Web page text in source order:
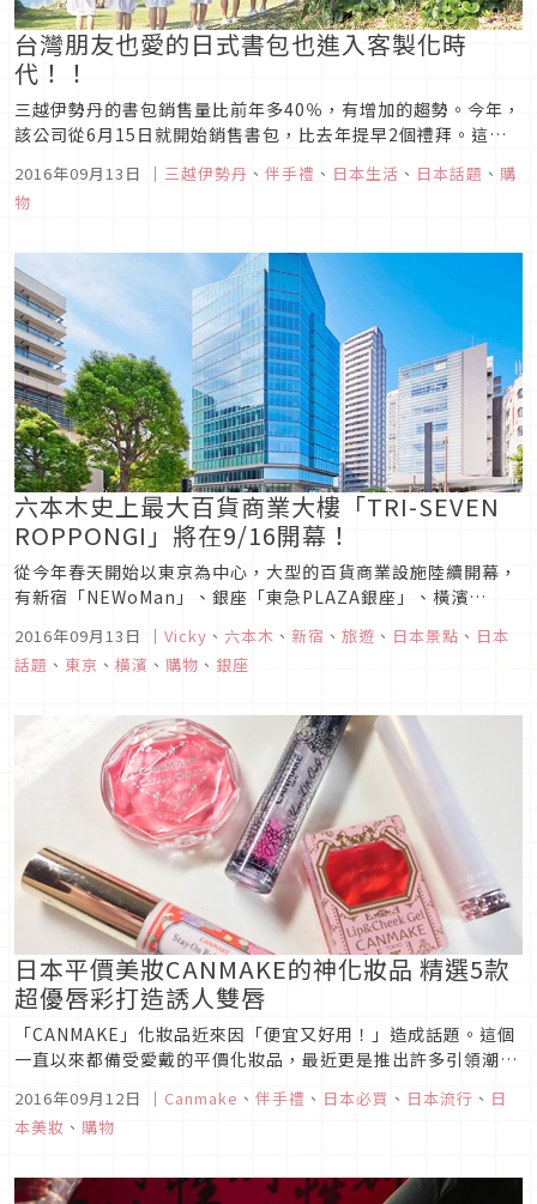
台灣朋友也愛的日式書包也進入客製化時
代！！
三越伊勢丹的書包銷售量比前年多40％，有增加的趨勢。今年，
該公司從6月15日就開始銷售書包，比去年提早2個禮拜。這
勢。
2016年09月13日 ｜ 三越伊勢丹 、 伴手禮 、 日本生活 、 日本話題 、 購
物
六本木史上最大百貨商業大樓「TRI-SEVEN
ROPPONGI」將在9/16開幕！
從今年春天開始以東京為中心，大型的百貨商業設施陸續開幕，
有新宿「NEWoMan」、銀座「東急PLAZA銀座」、橫濱
活。在下半年又有一間新的複合式商業大樓「TRI-SEVEN
ROPPONGI」要在9/16開幕了，預計將會給六本木...
2016年09月13日 ｜ Vicky 、 六本木 、 新宿 、 旅遊 、 日本景點 、 日本
話題 、 東京 、 橫濱 、 購物 、 銀座
日本平價美妝CANMAKE的神化妝品 精選5款
超優唇彩打造誘人雙唇
「CANMAKE」化妝品近來因「便宜又好用！」造成話題。這個
一直以來都備受愛戴的平價化妝品，最近更是推出許多引領潮流
2016年09月12日 ｜ Canmake 、 伴手禮 、 日本必買 、 日本流行 、 日
本美妝 、 購物